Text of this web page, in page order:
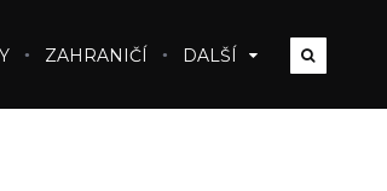
ZAHRANIČÍ DALŠÍ